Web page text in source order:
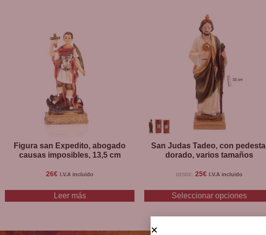
Figura san Expedito, abogado
causas imposibles, 13,5 cm
26€ I.V.A incluido
Leer más
San Judas Tadeo, con pedestal
dorado, varios tamaños
DESDE: 25€ I.V.A incluido
Seleccionar opciones